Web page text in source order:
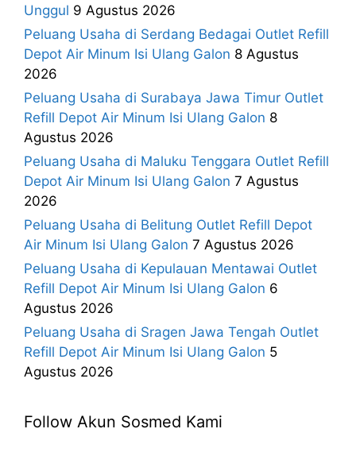
Unggul 9 Agustus 2026
Peluang Usaha di Serdang Bedagai Outlet Refill
Depot Air Minum Isi Ulang Galon 8 Agustus
2026
Peluang Usaha di Surabaya Jawa Timur Outlet
Refill Depot Air Minum Isi Ulang Galon 8
Agustus 2026
Peluang Usaha di Maluku Tenggara Outlet Refill
Depot Air Minum Isi Ulang Galon 7 Agustus
2026
Peluang Usaha di Belitung Outlet Refill Depot
Air Minum Isi Ulang Galon 7 Agustus 2026
Peluang Usaha di Kepulauan Mentawai Outlet
Refill Depot Air Minum Isi Ulang Galon 6
Agustus 2026
Peluang Usaha di Sragen Jawa Tengah Outlet
Refill Depot Air Minum Isi Ulang Galon 5
Agustus 2026
Follow Akun Sosmed Kami